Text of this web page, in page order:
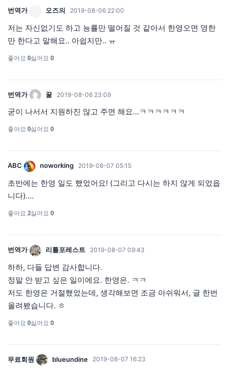
번역가 오즈의 2019-08-06 22:00
저는 자신없기도 하고 능률만 떨어질 것 같아서 한영오면 영한
만 한다고 말해요.. 아쉽지만.. ㅠ
좋아요 0싫어요 0
번역가 꿀 2019-08-06 23:09
굳이 나서서 지원하진 않고 주면 해요...ㅋㅋㅋㅋㅋㅋ
좋아요 0싫어요 0
ABC noworking 2019-08-07 05:15
초반에는 한영 일도 했었어요! (그리고 다시는 하지 않게 되었읍
니다)....
좋아요 2싫어요 0
번역가 리틀포레스트 2019-08-07 09:43
하하, 다들 답변 감사합니다.
정말 안 받고 싶은 일이에요. 한영은. ㅋㅋ
저도 한영은 거절했었는데, 생각해보면 조금 아쉬워서, 글 한번
올려봤습니다. ㅎ
좋아요 0싫어요 0
무료회원 blueundine 2019-08-07 16:23